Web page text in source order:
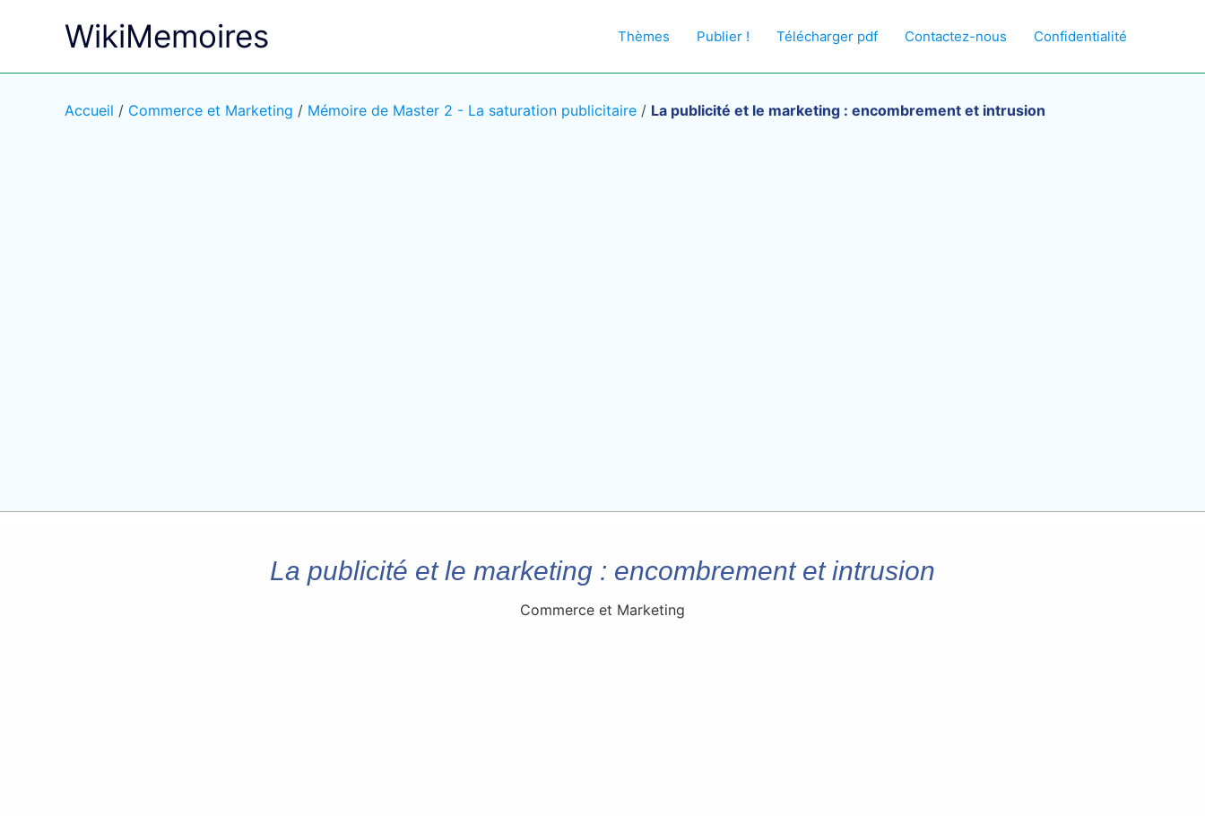
WikiMemoires Thèmes Publier ! Télécharger pdf Contactez-nous Confidentialité
Accueil / Commerce et Marketing / Mémoire de Master 2 - La saturation publicitaire / La publicité et le marketing : encombrement et intrusion
La publicité et le marketing : encombrement et intrusion
Commerce et Marketing